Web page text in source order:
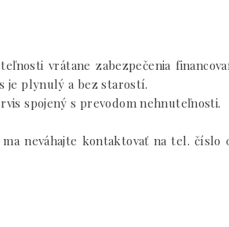
vrátane zabezpečenia
je plynulý a bez starostí.
spojený s prevodom nehnuteľnosti.
neváhajte kontaktovať na tel. číslo